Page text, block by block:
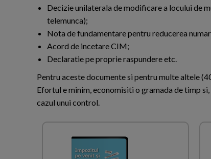
Decizie unilaterala de modificare a locului de
telemunca);
Nota de fundamentare pentru reducerea
Acord de incetare CIM;
Declaratie pe proprie raspundere etc.
Pentru aceste documente si pentru multe altele
Efortul e minim, economisiti o gramada de timp
cazul unui control.